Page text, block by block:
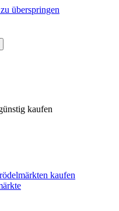
überspringen
kaufen
kaufen